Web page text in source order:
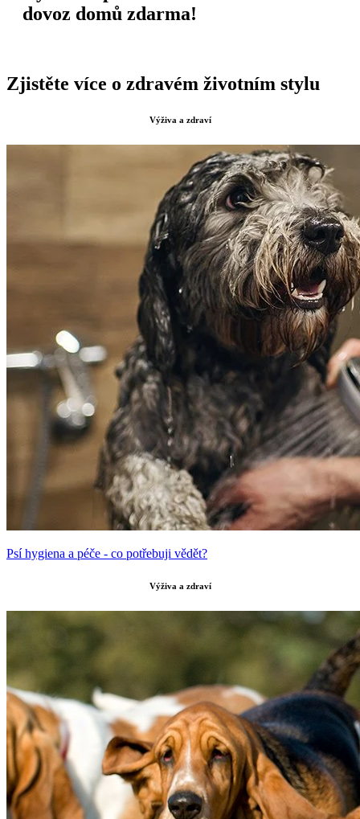
dovoz domů zdarma!
Zjistěte více o zdravém životním stylu
Výživa a zdraví
Psí hygiena a péče - co potřebuji vědět?
Výživa a zdraví